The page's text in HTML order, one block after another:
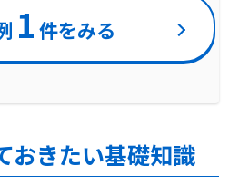
1 件をみる
おきたい基礎知識